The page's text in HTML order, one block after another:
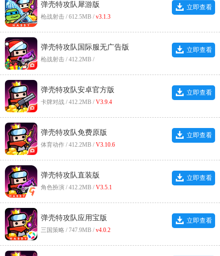
弹壳特攻队犀游版
枪战射击 / 612.5MB / v3.1.3
立即查看
弹壳特攻队国际服无广告版
枪战射击 / 412.2MB /
立即查看
弹壳特攻队安卓官方版
卡牌对战 / 412.2MB / V3.9.4
立即查看
弹壳特攻队免费原版
体育动作 / 412.2MB / V3.10.6
立即查看
弹壳特攻队直装版
角色扮演 / 412.2MB / V3.5.1
立即查看
弹壳特攻队应用宝版
三国策略 / 747.9MB / v4.0.2
立即查看